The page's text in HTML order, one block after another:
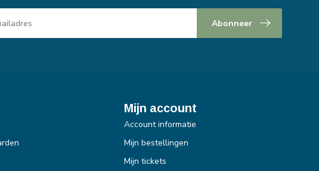
Abonneer
Mijn account
Account informatie
Mijn bestellingen
Mijn tickets